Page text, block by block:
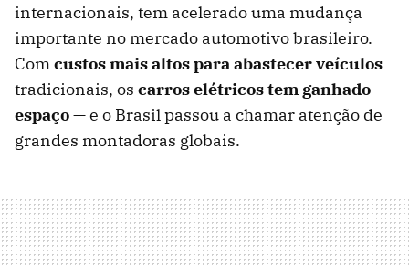
internacionais, tem acelerado uma mudança
importante no mercado automotivo brasileiro.
Comcustos mais altos para abastecer veículos
tradicionais, os carros elétricos tem ganhado
espaço— e o Brasil passou a chamar atenção de
grandes montadoras globais.